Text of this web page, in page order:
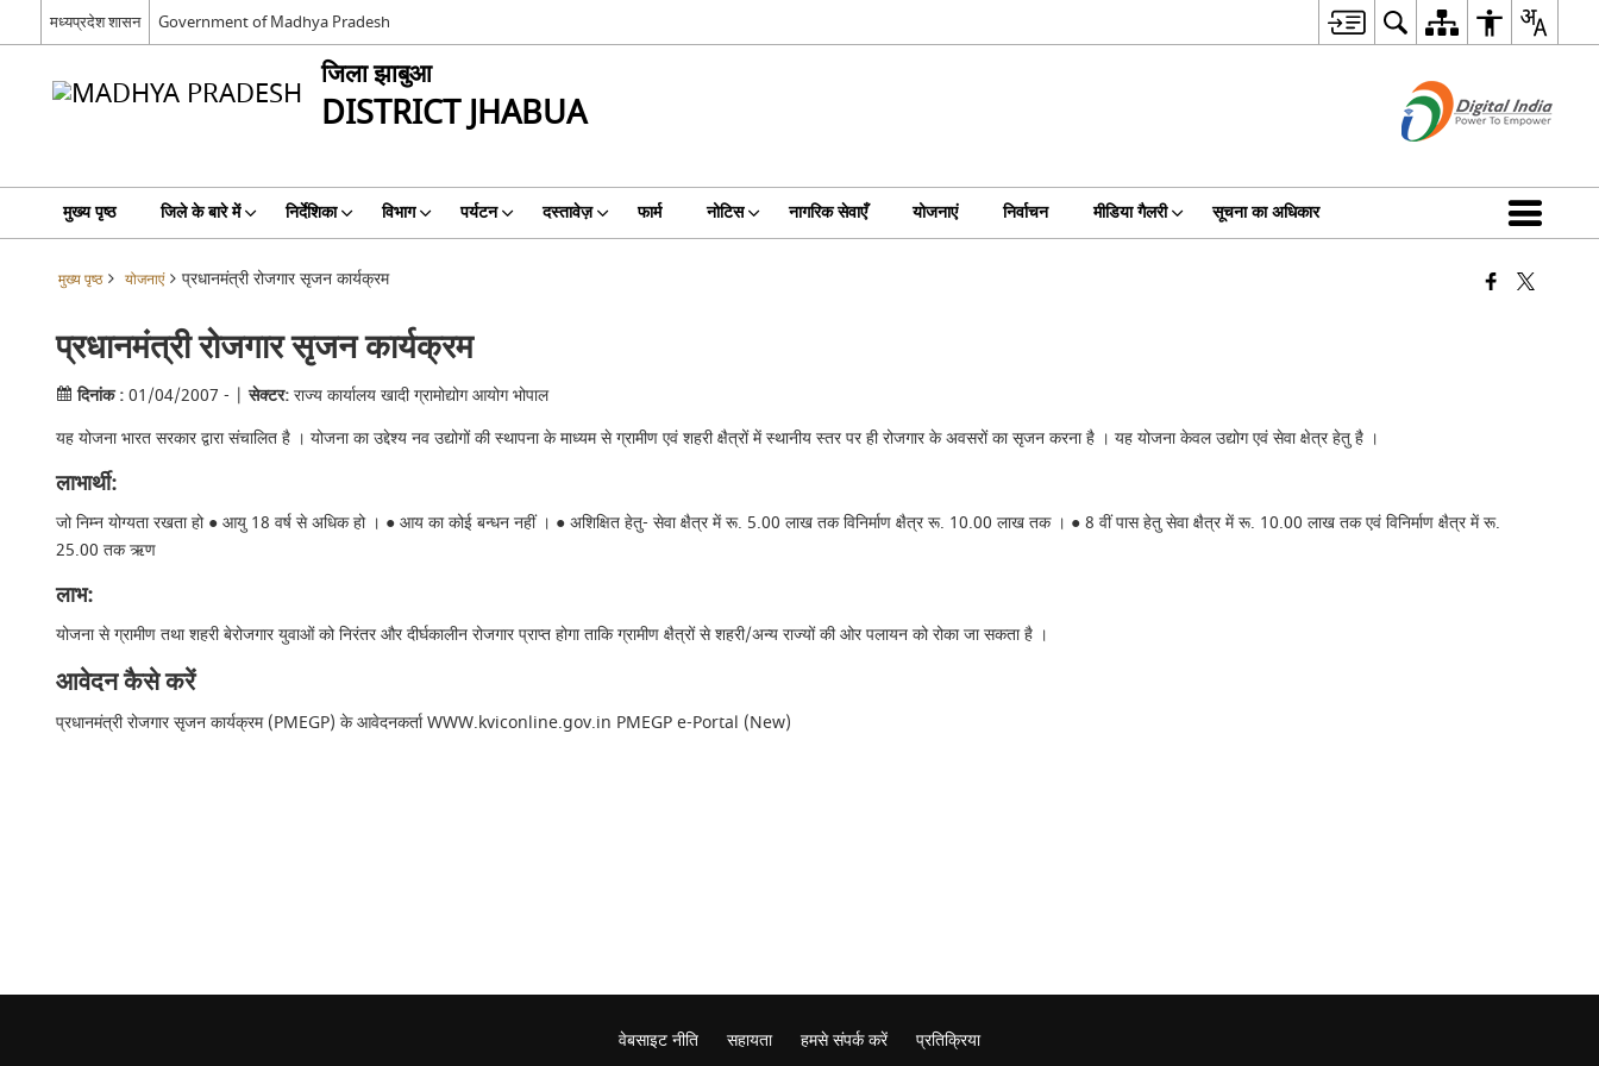
मध्यप्रदेश शासन Government of Madhya Pradesh
जिला झाबुआ
DISTRICT JHABUA
मुख्य पृष्ठ जिले के बारे में निर्देशिका विभाग पर्यटन दस्तावेज़ फार्म नोटिस नागरिक सेवाएँ योजनाएं निर्वाचन मीडिया गैलरी सूचना का अधिकार
मुख्य पृष्ठ योजनाएं प्रधानमंत्री रोजगार सृजन कार्यक्रम
प्रधानमंत्री रोजगार सृजन कार्यक्रम
दिनांक :01/04/2007 - |सेक्टर:राज्‍य कार्यालय खादी ग्रामोद्योग आयोग भोपाल
यह योजना भारत सरकार द्वारा संचालित है । योजना का उद्देश्‍य नव उद्योगों की स्‍थापना के माध्‍यम से ग्रामीण एवं शहरी क्षैत्रों में स्‍थानीय स्‍तर पर ही रोजगार के अवसरों का सृजन करना है । यह योजना केवल उद्योग एवं सेवा क्षेत्र हेतु है ।
लाभार्थी:
जो निम्‍न योग्‍यता रखता हो ● आयु 18 वर्ष से अधिक हो । ● आय का कोई बन्‍धन नहीं । ● अशिक्षित हेतु- सेवा क्षैत्र में रू. 5.00 लाख तक विनिर्माण क्षैत्र रू. 10.00 लाख तक । ● 8 वीं पास हेतु सेवा क्षैत्र में रू. 10.00 लाख तक एवं विनिर्माण क्षैत्र में रू.
25.00 तक ऋण
लाभ:
योजना से ग्रामीण तथा शहरी बेरोजगार युवाओं को निरंतर और दीर्घकालीन रोजगार प्राप्‍त होगा ताकि ग्रामीण क्षैत्रों से शहरी/अन्‍य राज्‍यों की ओर पलायन को रोका जा सकता है ।
आवेदन कैसे करें
प्रधानमंत्री रोजगार सृजन कार्यक्रम (PMEGP) के आवेदनकर्ता WWW.kviconline.gov.in PMEGP e-Portal (New)
वेबसाइट नीति सहायता हमसे संपर्क करें प्रतिक्रिया